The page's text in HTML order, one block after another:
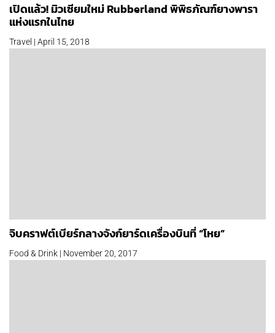
เปิดแล้ว! มิวเซียมใหม่ Rubberland พิพิธภัณฑ์ยางพารา
แห่งแรกในไทย
Travel | April 15, 2018
จิบคราฟต์เบียร์กลางจังก์ยาร์ดเครื่องบินที่ “โหย”
Food & Drink | November 20, 2017